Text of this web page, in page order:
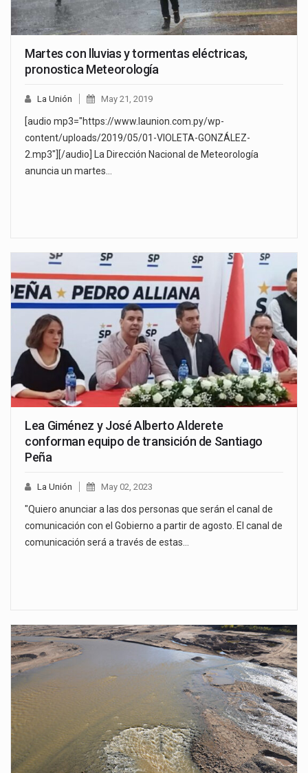
Martes con lluvias y tormentas eléctricas,
pronostica Meteorología
La Unión May 21, 2019
[audio mp3="https://www.launion.com.py/wp-
content/uploads/2019/05/01-VIOLETA-GONZÁLEZ-
2.mp3"][/audio] La Dirección Nacional de Meteorología
anuncia un martes…
Lea Giménez y José Alberto Alderete
conforman equipo de transición de Santiago
Peña
La Unión May 02, 2023
"Quiero anunciar a las dos personas que serán el canal de
comunicación con el Gobierno a partir de agosto. El canal de
comunicación será a través de estas…